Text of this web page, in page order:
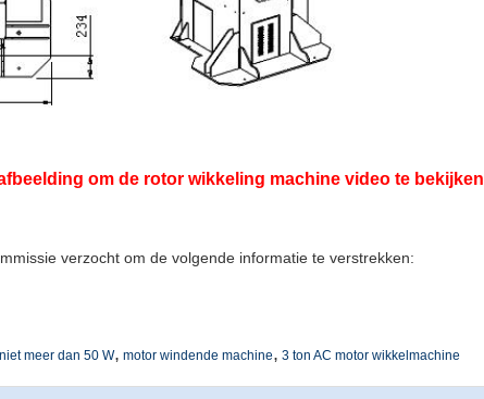
om de rotor wikkeling machine video te bekijken
verzocht om de volgende informatie te verstrekken:
meer dan 50 W, motor windende machine, 3 ton AC motor wikkelmachine